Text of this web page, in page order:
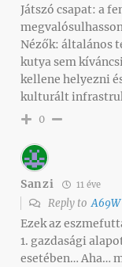
Játszó csapat: a
Nézők: általános
kutya sem
kellene helyezni
kulturált
0
Sanzi 11 éve
Reply toA69W
Ezek az
1. gazdasági
esetében… Aha…